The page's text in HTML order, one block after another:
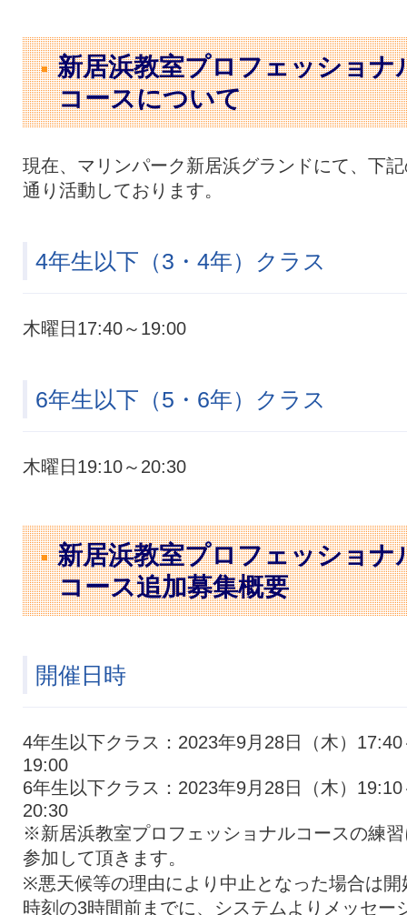
新居浜教室プロフェッショナ
コースについて
現在、マリンパーク新居浜グランドにて、下
通り活動しております。
4年生以下（3・4年）クラス
木曜日17:40～19:00
6年生以下（5・6年）クラス
木曜日19:10～20:30
新居浜教室プロフェッショナ
コース追加募集概要
開催日時
4年生以下クラス：2023年9月28日（木）17:40
19:00
6年生以下クラス：2023年9月28日（木）19:10
20:30
※新居浜教室プロフェッショナルコースの練
参加して頂きます。
※悪天候等の理由により中止となった場合は開
時刻の3時間前までに、システムよりメッセー